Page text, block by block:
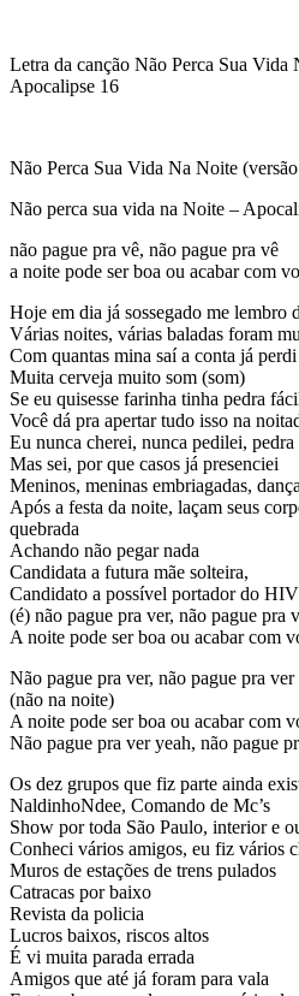
Letra da canção Não Perca Sua Vida
Apocalipse 16
Não Perca Sua Vida Na Noite
Não perca sua vida na Noite –
não pague pra vê, não pague pra vê
a noite pode ser boa ou acabar com
Hoje em dia já sossegado me lembro
Várias noites, várias baladas foram
Com quantas mina saí a conta já perdi
Muita cerveja muito som (som)
Se eu quisesse farinha tinha pedra
Você dá pra apertar tudo isso na
Eu nunca cherei, nunca pedilei, pedra
Mas sei, por que casos já presenciei
Meninos, meninas embriagadas,
Após a festa da noite, laçam seus
quebrada
Achando não pegar nada
Candidata a futura mãe solteira,
Candidato a possível portador do HIV
(é) não pague pra ver, não pague pra
A noite pode ser boa ou acabar com
Não pague pra ver, não pague pra ver
(não na noite)
A noite pode ser boa ou acabar com
Não pague pra ver yeah, não pague
Os dez grupos que fiz parte ainda
NaldinhoNdee, Comando de Mc’s
Show por toda São Paulo, interior e
Conheci vários amigos, eu fiz vários
Muros de estações de trens pulados
Catracas por baixo
Revista da policia
Lucros baixos, riscos altos
É vi muita parada errada
Amigos que até já foram para vala